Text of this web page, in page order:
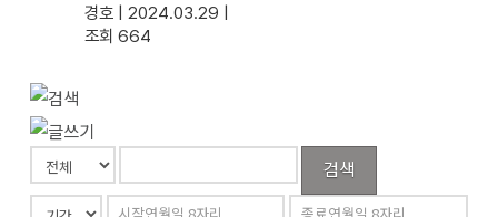
경호 | 2024.03.29 |
조회 664
검색